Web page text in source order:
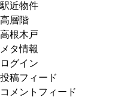
駅近物件
高層階
高根木戸
メタ情報
ログイン
投稿フィード
コメントフィード